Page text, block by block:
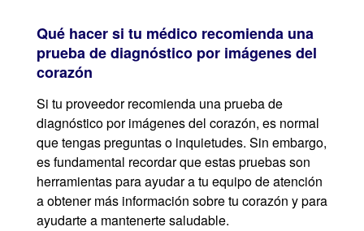
Qué hacer si tu médico recomienda una
prueba de diagnóstico por imágenes del
corazón
Si tu proveedor recomienda una prueba de
diagnóstico por imágenes del corazón, es normal
que tengas preguntas o inquietudes. Sin embargo,
es fundamental recordar que estas pruebas son
herramientas para ayudar a tu equipo de atención
a obtener más información sobre tu corazón y para
ayudarte a mantenerte saludable.